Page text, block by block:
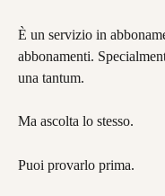
È un servizio in
abbonamenti.
una tantum.
Ma ascolta lo stesso.
Puoi provarlo prima.